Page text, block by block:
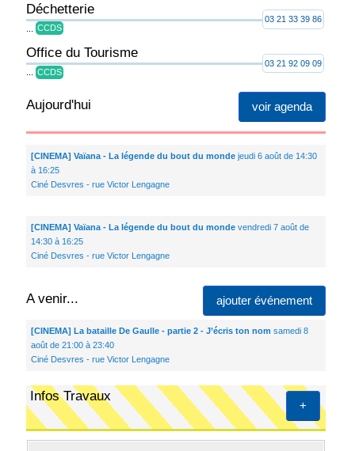
Déchetterie
CCDS
03 21 33 39 86
Office du Tourisme
CCDS
03 21 92 09 09
voir agenda
Aujourd'hui
[CINEMA] Vaïana - La légende du bout du mondejeudi 6 août de 14:30
à 16:25
Ciné Desvres - rue Victor Lengagne
[CINEMA] Vaïana - La légende du bout du mondevendredi 7 août de
14:30 à 16:25
Ciné Desvres - rue Victor Lengagne
A venir... ajouter événement
[CINEMA] La bataille De Gaulle - partie 2 - J’écris ton nom samedi 8
août de 21:00 à 23:40
Ciné Desvres - rue Victor Lengagne
+
Infos Travaux